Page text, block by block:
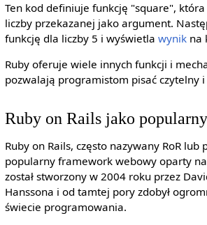
Ten kod definiuje funkcję "square",
liczby przekazanej jako argument.
funkcję dla liczby 5 i wyświetla wynikna
Ruby oferuje wiele innych funkcji i
pozwalają programistom pisać czytelny
Ruby on Rails jako
Ruby on Rails, często nazywany RoR lub
popularny framework webowy oparty na
został stworzony w 2004 roku przez
Hanssona i od tamtej pory zdobył
świecie programowania.